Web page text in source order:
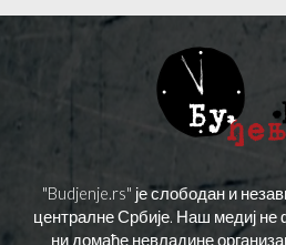
"Budjenje.rs" је слободан и
централне Србије. Наш медиј не
ни домаће невладине